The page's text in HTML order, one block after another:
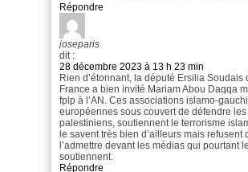
Répondre
joseparis
dit :
28 décembre 2023 à 13 h 23 min
Rien d’étonnant, la député Ersilia Soudais
France a bien invité Mariam Abou Daqqa
fplp à l’AN. Ces associations islamo-
européennes sous couvert de défendre les
palestiniens, soutiennent le terrorisme
le savent très bien d’ailleurs mais refusent
l’admettre devant les médias qui pourtant
soutiennent.
Répondre